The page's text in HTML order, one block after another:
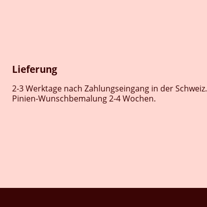
Lieferung
2-3 Werktage nach Zahlungseingang in der Schweiz.
Pinien-Wunschbemalung 2-4 Wochen.